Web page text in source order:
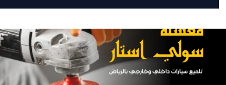
السيارات
البيت
في
مغسلة
سولي
استار